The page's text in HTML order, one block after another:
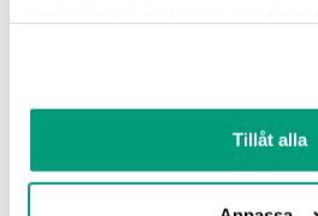
Tillåt alla